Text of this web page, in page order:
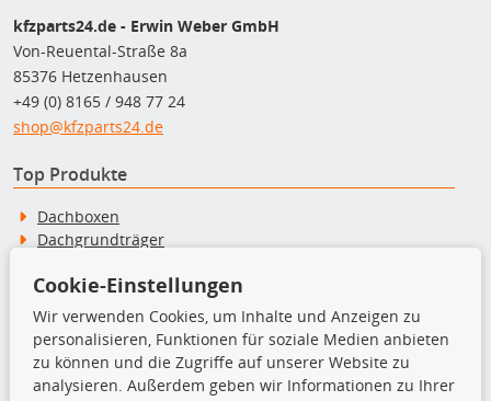
kfzparts24.de - Erwin Weber GmbH
Von-Reuental-Straße 8a
85376 Hetzenhausen
+49 (0) 8165 / 948 77 24
shop@kfzparts24.de
Top Produkte
Dachboxen
Dachgrundträger
Fahrradträger
Motoröle
Pflege- & Wartungsmittel
Schneeketten
Cookie-Einstellungen
Wir verwenden Cookies, um Inhalte und Anzeigen zu
personalisieren, Funktionen für soziale Medien anbieten
zu können und die Zugriffe auf unserer Website zu
analysieren. Außerdem geben wir Informationen zu Ihrer